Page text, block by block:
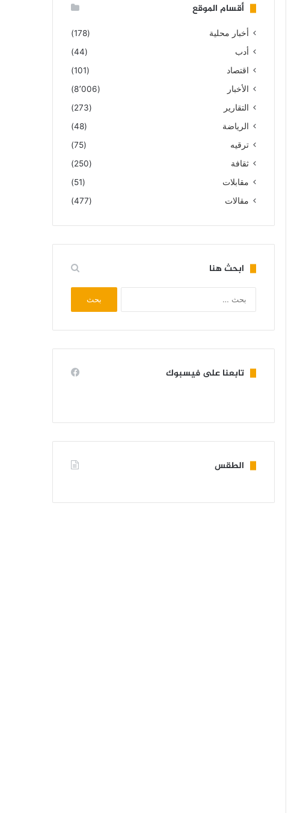
أقسام الموقع
أخبار محلية
(178)
أدب
(44)
اقتصاد
(101)
الأخبار
(8٬006)
التقارير
(273)
الرياضة
(48)
ترقيه
(75)
ثقافة
(250)
مقابلات
(51)
مقالات
(477)
ابحث هنا
تابعنا على فيسبوك
الطقس